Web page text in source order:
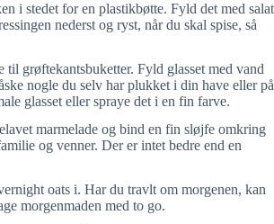
i stedet for en plastikbøtte. Fyld det med salat
nederst og ryst, når du skal spise, så
til grøftekantsbuketter. Fyld glasset med vand
nogle du selv har plukket i din have eller på
glasset eller spraye det i en fin farve.
marmelade og bind en fin sløjfe omkring
og venner. Der er intet bedre end en
oats i. Har du travlt om morgenen, kan
morgenmaden med to go.